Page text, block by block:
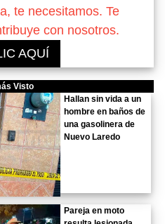
te necesitamos. Te
con nosotros.
AQUÍ
Visto
Hallan sin vida a un
hombre en baños de
una gasolinera de
Nuevo Laredo
Pareja en moto